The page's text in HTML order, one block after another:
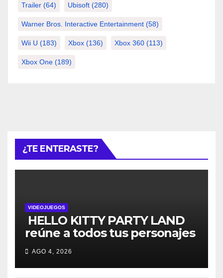
Trailer (64) Ubisoft (280)
Warner Bros. Interactive Entertainment (58)
Wii U (183) Xbox (136) Xbox 360 (113)
Xbox One (189)
¿TE ENTERASTE?
VIDEOJUEGOS
HELLO KITTY PARTY LAND
reúne a todos tus personajes
favoritos en un solo lugar; ya
están disponibles las
preventas digitales
AGO 4, 2026